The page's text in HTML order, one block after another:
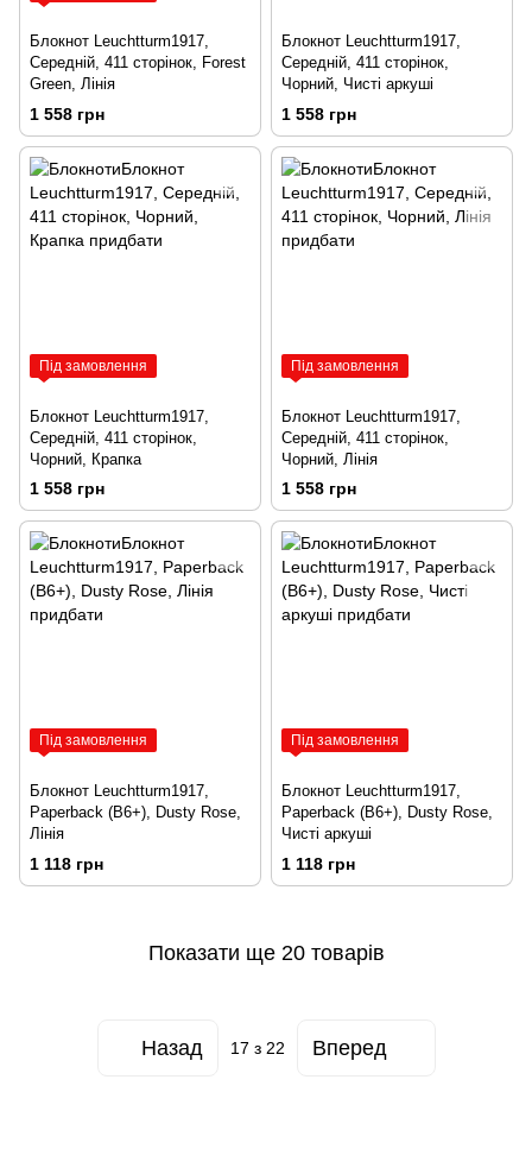
Блокнот Leuchtturm1917,
Середній, 411 сторінок, Forest
Green, Лінія
1 558 грн
Блокнот Leuchtturm1917,
Середній, 411 сторінок,
Чорний, Чисті аркуші
1 558 грн
Під замовлення
Блокнот Leuchtturm1917,
Середній, 411 сторінок,
Чорний, Крапка
1 558 грн
Під замовлення
Блокнот Leuchtturm1917,
Середній, 411 сторінок,
Чорний, Лінія
1 558 грн
Під замовлення
Блокнот Leuchtturm1917,
Paperback (B6+), Dusty Rose,
Лінія
1 118 грн
Під замовлення
Блокнот Leuchtturm1917,
Paperback (B6+), Dusty Rose,
Чисті аркуші
1 118 грн
Показати ще 20 товарів
Назад 17 з 22 Вперед